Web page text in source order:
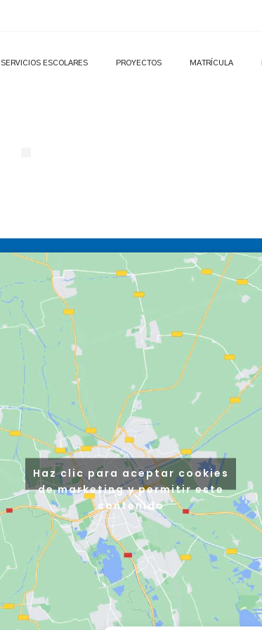
SERVICIOS ESCOLARES PROYECTOS MATRÍCULA
Haz clic para aceptar cookies
de marketing y permitir este
contenido